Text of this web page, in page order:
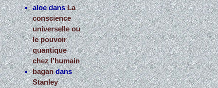
aloedansLa
conscience
universelle ou
le pouvoir
quantique
chez l’humain
bagandans
Stanley